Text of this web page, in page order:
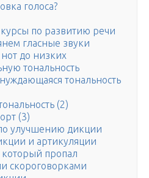
голоса?
по развитию речи
гласные звуки
до низких
тональность
тональность
(2)
(3)
улучшению дикции
и артикуляции
который пропал
скороговорками